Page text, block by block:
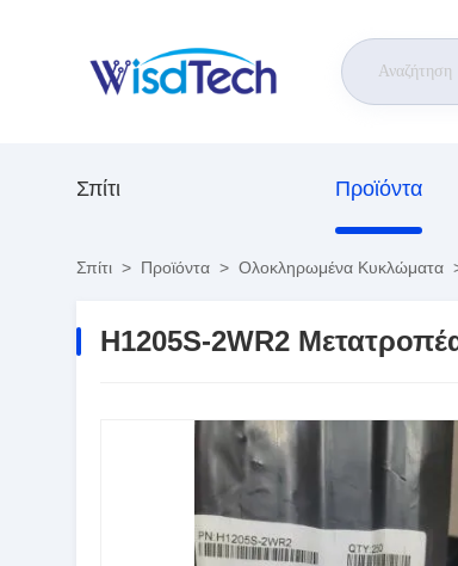
Σπίτι Προϊόντα
Σπίτι > Προϊόντα > Ολοκληρωμένα Κυκλώματα
H1205S-2WR2